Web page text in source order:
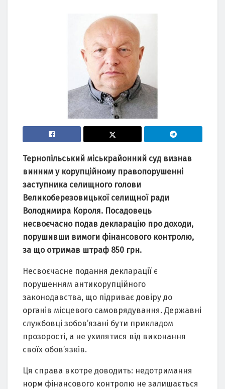
Тернопільський міськрайонний суд визнав
винним у корупційному правопорушенні
заступника селищного голови
Великоберезовицької селищної ради
Володимира Короля. Посадовець
несвоєчасно подав декларацію про доходи,
порушивши вимоги фінансового контролю,
за що отримав штраф 850 грн.
Несвоєчасне подання декларації є
порушенням антикорупційного
законодавства, що підриває довіру до
органів місцевого самоврядування. Державні
службовці зобов’язані бути прикладом
прозорості, а не ухилятися від виконання
своїх обов’язків.
Ця справа вкотре доводить: недотримання
норм фінансового контролю не залишається